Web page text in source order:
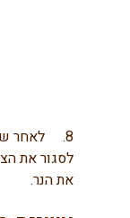
8.
לסגור את
את הנר.